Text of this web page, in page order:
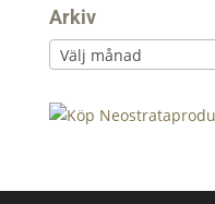
Arkiv
Arkiv